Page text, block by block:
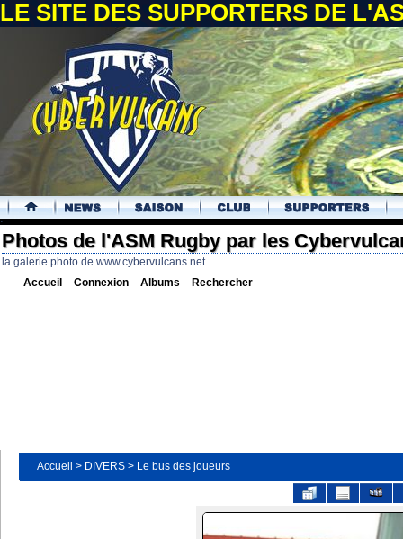
LE SITE DES SUPPORTERS DE
.
Photos de l'ASM Rugby par les
la galerie photo de www.cybervulcans.net
Accueil Connexion Albums Rechercher
Accueil > DIVERS > Le bus des joueurs